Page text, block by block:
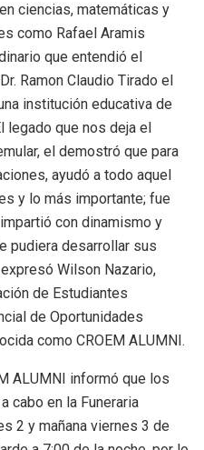
ciencias, matemáticas y
como Rafael Aramis
que entendió el
Ramon Claudio Tirado el
institución educativa de
legado que nos deja el
el demostró que para
ayudó a todo aquel
y lo más importante; fue
con dinamismo y
pudiera desarrollar sus
Wilson Nazario,
de Estudiantes
de Oportunidades
como CROEM ALUMNI.
ALUMNI informó que los
cabo en la Funeraria
2 y mañana viernes 3 de